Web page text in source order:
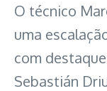
O técnico
uma
com
Sebastián